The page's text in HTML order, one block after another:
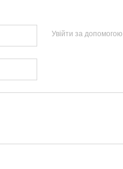
Увійти за допомогою